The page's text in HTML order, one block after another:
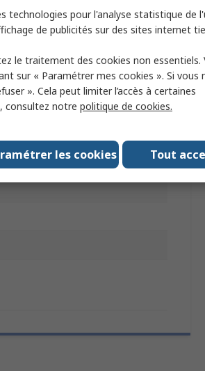
Nettoyage général, Antirouille
technologies pour l'analyse statistique de
de publicités sur des sites internet
le traitement des cookies non essentiels.
sur « Paramétrer mes cookies ». Si vous
». Cela peut limiter l’accès à certaines
consultez notre politique de cookies.
Tout
les cookies